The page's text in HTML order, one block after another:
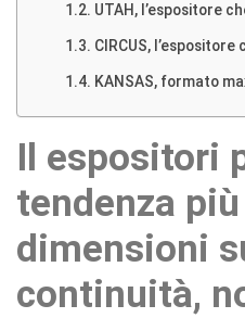
UTAH, l’espositore
CIRCUS,
KANSAS, formato
Il espositori
tendenza
dimensioni
continuità,